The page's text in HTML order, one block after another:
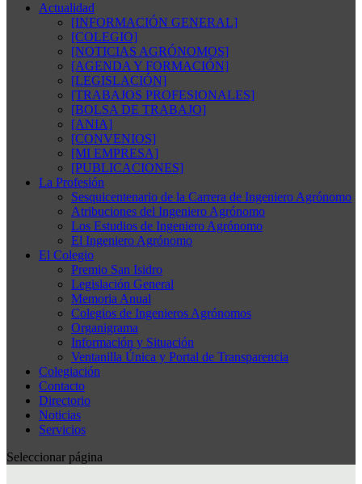
Actualidad
[INFORMACIÓN GENERAL]
[COLEGIO]
[NOTICIAS AGRÓNOMOS]
[AGENDA Y FORMACIÓN]
[LEGISLACIÓN]
[TRABAJOS PROFESIONALES]
[BOLSA DE TRABAJO]
[ANIA]
[CONVENIOS]
[MI EMPRESA]
[PUBLICACIONES]
La Profesión
Sesquicentenario de la Carrera de Ingeniero Agrónomo
Atribuciones del Ingeniero Agrónomo
Los Estudios de Ingeniero Agrónomo
El Ingeniero Agrónomo
El Colegio
Premio San Isidro
Legislación General
Memoria Anual
Colegios de Ingenieros Agrónomos
Organigrama
Información y Situación
Ventanilla Única y Portal de Transparencia
Colegiación
Contacto
Directorio
Noticias
Servicios
Seleccionar página